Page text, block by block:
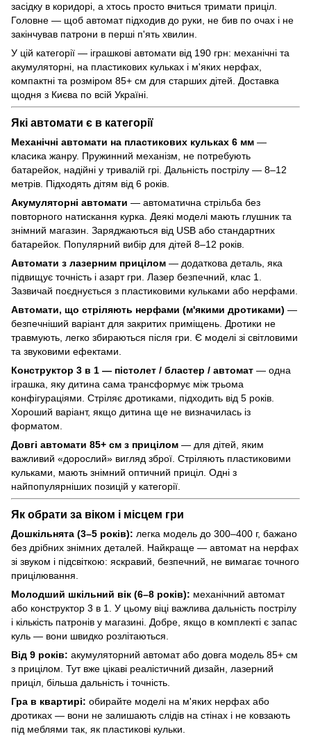
засідку в коридорі, а хтось просто вчиться тримати приціл.
Головне — щоб автомат підходив до руки, не бив по очах і не
закінчував патрони в перші п'ять хвилин.
У цій категорії — іграшкові автомати від 190 грн: механічні та
акумуляторні, на пластикових кульках і м'яких нерфах,
компактні та розміром 85+ см для старших дітей. Доставка
щодня з Києва по всій Україні.
Які автомати є в категорії
Механічні автомати на пластикових кульках 6 мм —
класика жанру. Пружинний механізм, не потребують
батарейок, надійні у тривалій грі. Дальність пострілу — 8–12
метрів. Підходять дітям від 6 років.
Акумуляторні автомати — автоматична стрільба без
повторного натискання курка. Деякі моделі мають глушник та
знімний магазин. Заряджаються від USB або стандартних
батарейок. Популярний вибір для дітей 8–12 років.
Автомати з лазерним прицілом — додаткова деталь, яка
підвищує точність і азарт гри. Лазер безпечний, клас 1.
Зазвичай поєднується з пластиковими кульками або нерфами.
Автомати, що стріляють нерфами (м'якими дротиками) —
безпечніший варіант для закритих приміщень. Дротики не
травмують, легко збираються після гри. Є моделі зі світловими
та звуковими ефектами.
Конструктор 3 в 1 — пістолет / бластер / автомат — одна
іграшка, яку дитина сама трансформує між трьома
конфігураціями. Стріляє дротиками, підходить від 5 років.
Хороший варіант, якщо дитина ще не визначилась із
форматом.
Довгі автомати 85+ см з прицілом — для дітей, яким
важливий «дорослий» вигляд зброї. Стріляють пластиковими
кульками, мають знімний оптичний приціл. Одні з
найпопулярніших позицій у категорії.
Як обрати за віком і місцем гри
Дошкільнята (3–5 років): легка модель до 300–400 г, бажано
без дрібних знімних деталей. Найкраще — автомат на нерфах
зі звуком і підсвіткою: яскравий, безпечний, не вимагає точного
прицілювання.
Молодший шкільний вік (6–8 років): механічний автомат
або конструктор 3 в 1. У цьому віці важлива дальність пострілу
і кількість патронів у магазині. Добре, якщо в комплекті є запас
куль — вони швидко розлітаються.
Від 9 років: акумуляторний автомат або довга модель 85+ см
з прицілом. Тут вже цікаві реалістичний дизайн, лазерний
приціл, більша дальність і точність.
Гра в квартирі: обирайте моделі на м'яких нерфах або
дротиках — вони не залишають слідів на стінах і не ковзають
під меблями так, як пластикові кульки.